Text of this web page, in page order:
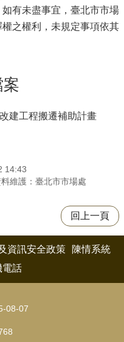
有未盡事宜，臺北市市場
之權利，未規定事項依其
案
建工程搬遷補助計畫
14:43
料維護：臺北市市場處
回上一頁
資訊安全政策
陳情系統
電話
08-07